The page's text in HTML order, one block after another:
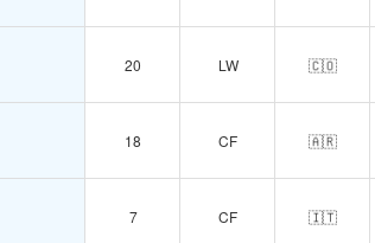
20 LW 🇨🇴
18 CF 🇦🇷
7 CF 🇮🇹